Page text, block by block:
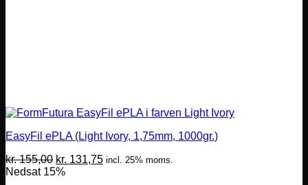
EasyFil ePLA (Light Ivory, 1,75mm, 1000gr.)
kr.155,00 Den
oprindelige
kr. 131,75Den
incl. 25% moms.
Nedsat 15%